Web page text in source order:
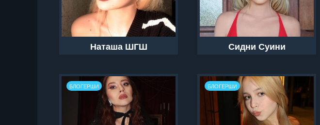
Наташа ШГШ Сидни Суини
БЛОГЕРШИ БЛОГЕРШИ